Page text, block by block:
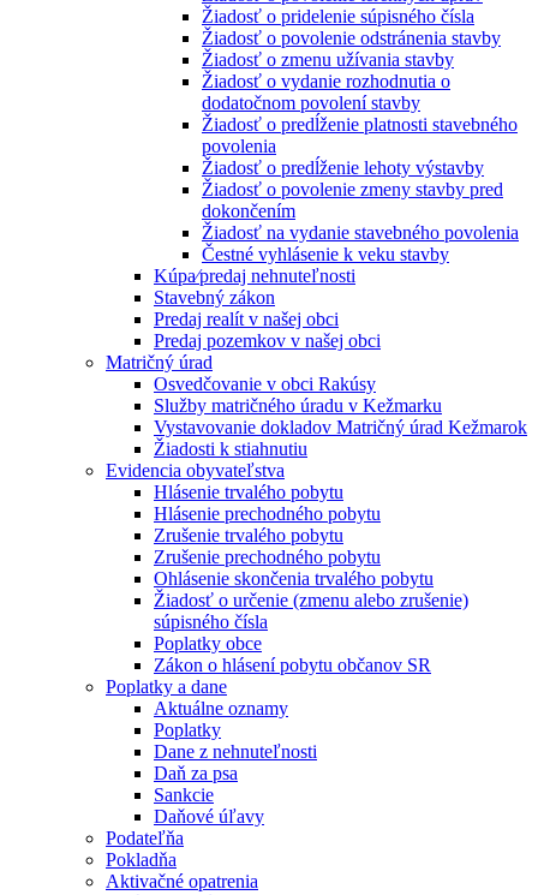
Žiadosť o pridelenie súpisného čísla
Žiadosť o povolenie odstránenia stavby
Žiadosť o zmenu užívania stavby
Žiadosť o vydanie rozhodnutia o
dodatočnom povolení stavby
Žiadosť o predĺženie platnosti stavebného
povolenia
Žiadosť o predĺženie lehoty výstavby
Žiadosť o povolenie zmeny stavby pred
dokončením
Žiadosť na vydanie stavebného povolenia
Čestné vyhlásenie k veku stavby
Kúpa⁄predaj nehnuteľnosti
Stavebný zákon
Predaj realít v našej obci
Predaj pozemkov v našej obci
Matričný úrad
Osvedčovanie v obci Rakúsy
Služby matričného úradu v Kežmarku
Vystavovanie dokladov Matričný úrad Kežmarok
Žiadosti k stiahnutiu
Evidencia obyvateľstva
Hlásenie trvalého pobytu
Hlásenie prechodného pobytu
Zrušenie trvalého pobytu
Zrušenie prechodného pobytu
Ohlásenie skončenia trvalého pobytu
Žiadosť o určenie (zmenu alebo zrušenie)
súpisného čísla
Poplatky obce
Zákon o hlásení pobytu občanov SR
Poplatky a dane
Aktuálne oznamy
Poplatky
Dane z nehnuteľnosti
Daň za psa
Sankcie
Daňové úľavy
Podateľňa
Pokladňa
Aktivačné opatrenia